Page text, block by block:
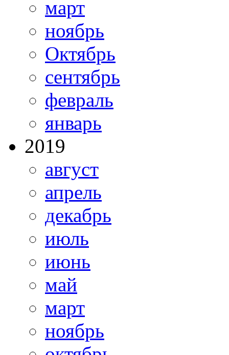
март
ноябрь
Октябрь
сентябрь
февраль
январь
2019
август
апрель
декабрь
июль
июнь
май
март
ноябрь